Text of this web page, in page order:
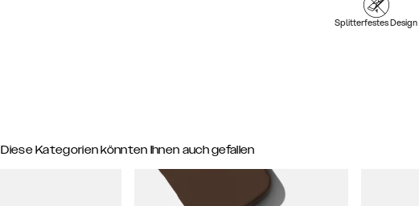
Splitterfestes Design
Diese Kategorien könnten Ihnen auch gefallen